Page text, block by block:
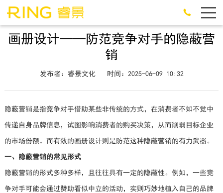
画册设计——防范竞争对手的隐蔽营
销
发布者：睿景文化 时间：2025-06-09 10:32
隐蔽营销是指竞争对手借助某些非传统的方式，在消费者不知不觉中
传递自身品牌信息，试图影响消费者的购买决策，从而削弱目标企业
的市场份额。而有效的画册设计则是防范这种隐蔽营销的有力武器。
一、隐蔽营销的常见形式
隐蔽营销的形式多种多样，且往往具有一定的隐蔽性。例如，一些竞
争对手可能会通过赞助看似中立的活动，实则巧妙地植入自己的品牌